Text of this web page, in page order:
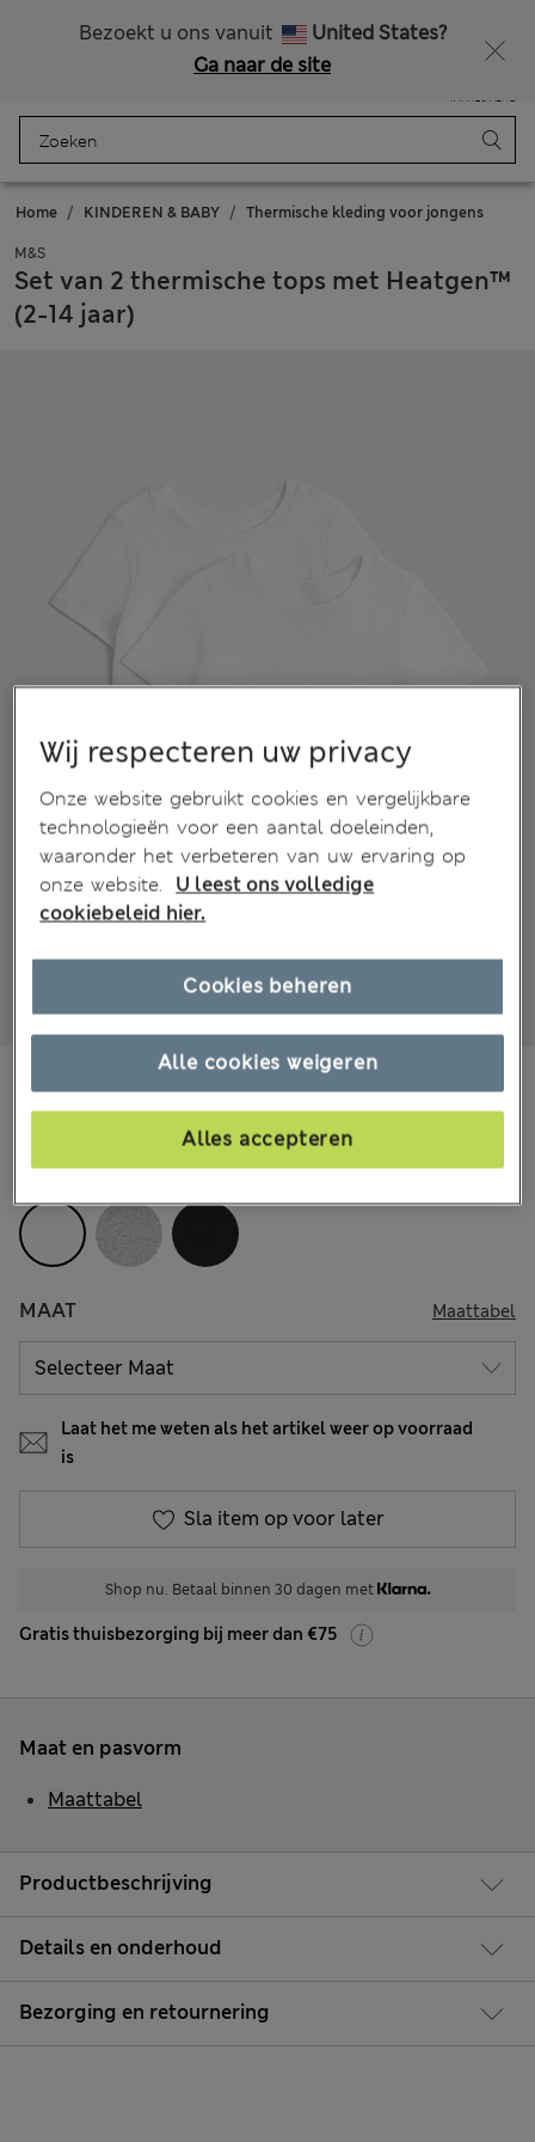
Bezoekt u ons vanuit
United States?
Ga naar de site
Winkelmand
Home KINDEREN & BABY Thermische kleding voor jongens
M&S
Set van 2 thermische tops met Heatgen™
(2-14 jaar)
66 Beoordelingen
Alle prijzen zijn inclusief btw en invoerrechten
KLEUR: Wit
MAAT Maattabel
Laat het me weten als het artikel weer op voorraad
is
Sla item op voor later
Shop nu. Betaal binnen 30 dagen met
Gratis thuisbezorging bij meer dan €75
Productbeschrijving
Details en onderhoud
Bezorging en retournering
Maat en pasvorm
Maattabel
Wij respecteren uw privacy
Onze website gebruikt cookies en vergelijkbare
technologieën voor een aantal doeleinden,
waaronder het verbeteren van uw ervaring op
onze website.
U leest ons volledige
cookiebeleid hier.
Alle cookies weigeren
Alles accepteren
Cookies beheren